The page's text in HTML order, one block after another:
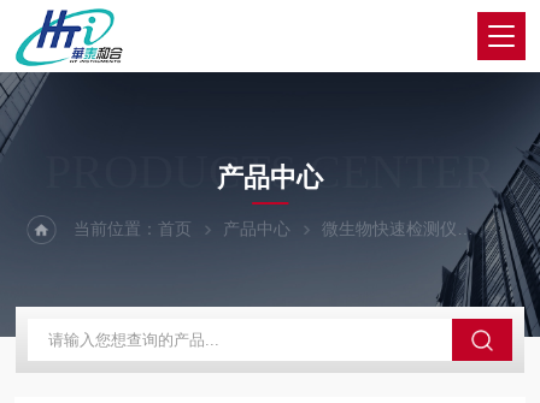
PRODUCTS CENTER
产品中心
当前位置：首页 产品中心 微生物快速检测仪 微生